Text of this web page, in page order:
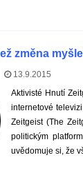
změna
13.9.2015
Aktivisté Hnutí
internetové
Zeitgeist (The
politickým
uvědomuje si, že